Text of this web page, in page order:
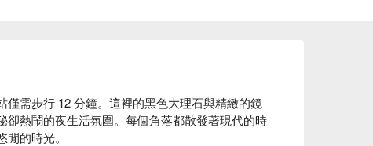
需步行 12 分鐘。這裡的黑色大理石與精緻的鏡
熱鬧的夜生活氛圍。每個角落都散發著現代的時
的時光。